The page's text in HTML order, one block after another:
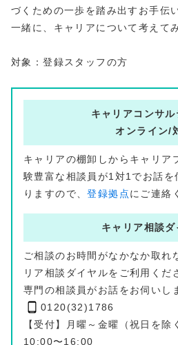
づくための一歩を踏み出すお手伝
一緒に、キャリアについて考えて
対象：登録スタッフの方
キャリアコンサ
オンライン/
キャリアの棚卸しからキャリア
験豊富な相談員が1対1でお話を
りますので、登録拠点にご連絡
キャリア相談
ご相談のお時間がなかなか取れ
リア相談ダイヤルをご利用くだ
専門の相談員がお話をお伺いし
0120(32)1786
【受付】月曜～金曜（祝日を除
10:00〜16:00